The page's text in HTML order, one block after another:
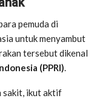
pemuda di
untuk menyambut
tersebut dikenal
(PPRI).
sakit, ikut aktif